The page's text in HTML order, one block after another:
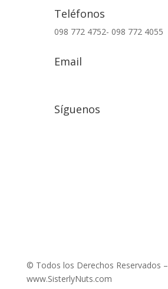
Teléfonos
098 772 4752- 098 772 4055
Email
Síguenos
© Todos los Derechos Reservados –
www.SisterlyNuts.com